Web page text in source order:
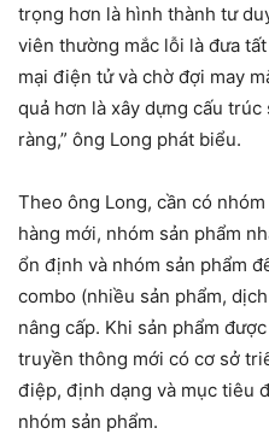
trọng hơn là hình thành tư
viên thường mắc lỗi là đưa
mại điện tử và chờ đợi may
quả hơn là xây dựng cấu
ràng,” ông Long phát biểu.
Theo ông Long, cần có
hàng mới, nhóm sản phẩm
ổn định và nhóm sản phẩm
combo (nhiều sản phẩm,
nâng cấp. Khi sản phẩm
truyền thông mới có cơ sở
điệp, định dạng và mục tiêu
nhóm sản phẩm.